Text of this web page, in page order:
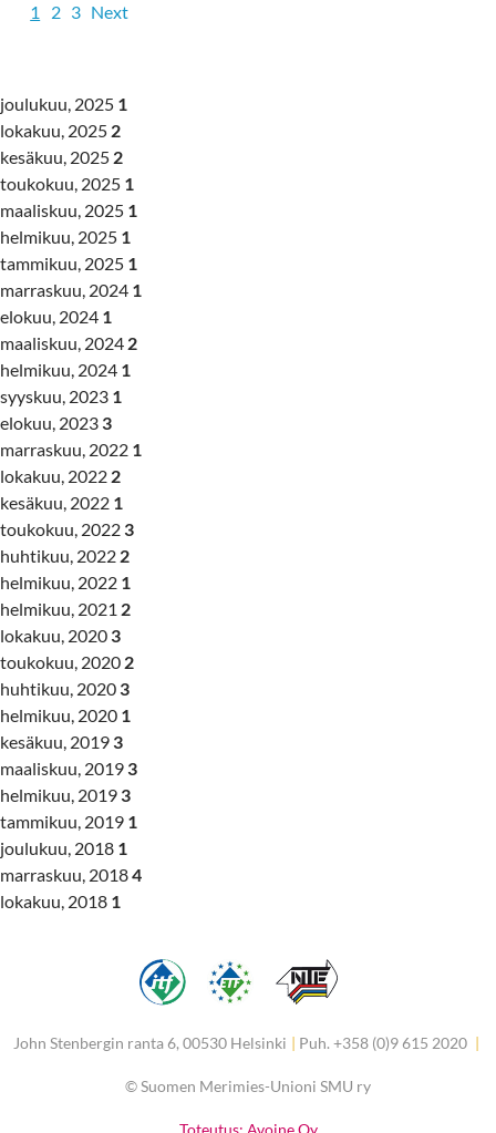
1 2 3 Next
joulukuu, 2025 1
lokakuu, 2025 2
kesäkuu, 2025 2
toukokuu, 2025 1
maaliskuu, 2025 1
helmikuu, 2025 1
tammikuu, 2025 1
marraskuu, 2024 1
elokuu, 2024 1
maaliskuu, 2024 2
helmikuu, 2024 1
syyskuu, 2023 1
elokuu, 2023 3
marraskuu, 2022 1
lokakuu, 2022 2
kesäkuu, 2022 1
toukokuu, 2022 3
huhtikuu, 2022 2
helmikuu, 2022 1
helmikuu, 2021 2
lokakuu, 2020 3
toukokuu, 2020 2
huhtikuu, 2020 3
helmikuu, 2020 1
kesäkuu, 2019 3
maaliskuu, 2019 3
helmikuu, 2019 3
tammikuu, 2019 1
joulukuu, 2018 1
marraskuu, 20184
lokakuu, 2018 1
John Stenbergin ranta 6, 00530 Helsinki | Puh. +358 (0)9 615 2020 |
©Suomen Merimies-Unioni SMU ry
Toteutus: Avoine Oy